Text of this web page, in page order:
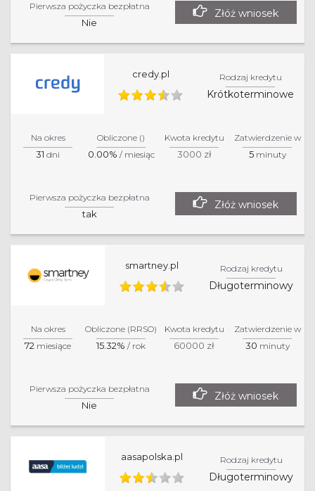
Pierwsza pożyczka bezpłatna
Nie
Złóż wniosek
credy.pl Rodzaj kredytu
Krótkoterminowe
Na okres
31 dni
Obliczone ()
0.00% / miesiąc
Kwota kredytu
3000 zł
Zatwierdzenie w
5minuty
Pierwsza pożyczka bezpłatna
tak
Złóż wniosek
smartney.pl Rodzaj kredytu
Długoterminowy
Na okres
72 miesiące
Obliczone (RRSO)
15.32% / rok
Kwota kredytu
60000 zł
Zatwierdzenie w
30 minuty
Pierwsza pożyczka bezpłatna
Nie
Złóż wniosek
aasapolska.pl Rodzaj kredytu
Długoterminowy